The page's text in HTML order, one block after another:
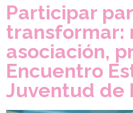
Participar
transformar:
asociación,
Encuentro
Juventud de